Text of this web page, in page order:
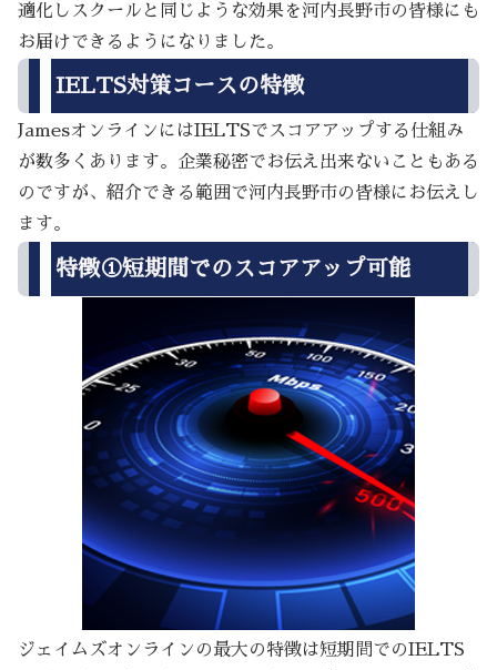
適化しスクールと同じような効果を河内長野市の皆様にも
お届けできるようになりました。
IELTS対策コースの特徴
JamesオンラインにはIELTSでスコアアップする仕組み
が数多くあります。企業秘密でお伝え出来ないこともある
のですが、紹介できる範囲で河内長野市の皆様にお伝えし
ます。
特徴①短期間でのスコアアップ可能
ジェイムズオンラインの最大の特徴は短期間でのIELTS